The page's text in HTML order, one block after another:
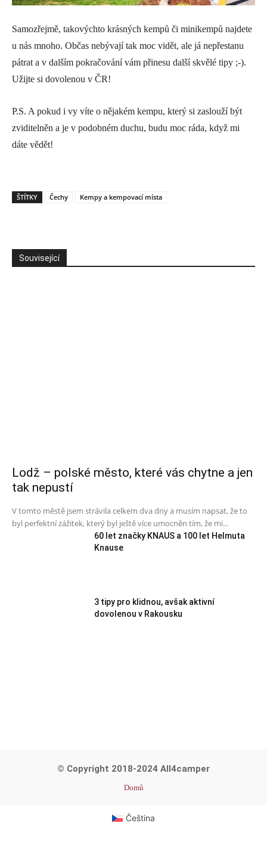
Samozřejmě, takovýchto krásných kempů či minikempů najdete
u nás mnoho. Občas nebývají tak moc vidět, ale já nepřestanu
pátrat a v dalším pokračování vám přinesu další skvělé tipy ;-).
Užijte si dovolenou v ČR!
P.S. A pokud i vy víte o nějakém kempu, který si zaslouží být
zviditelněn a je v podobném duchu, budu moc ráda, když mi
dáte vědět!
ŠTÍTKY Čechy Kempy a kempovací místa
Související
Lodž – polské město, které vás chytne a jen
tak nepustí
V tomto městě jsem strávila celkem dva dny a musím napsat, že to
byl perfektní zážitek, který byl ještě více umocněn tím, že mi...
60 let značky KNAUS a 100 let Helmuta
Knause
3 tipy pro klidnou, avšak aktivní
dovolenou v Rakousku
© Copyright 2018-2024 All4camper
Domů
Čeština